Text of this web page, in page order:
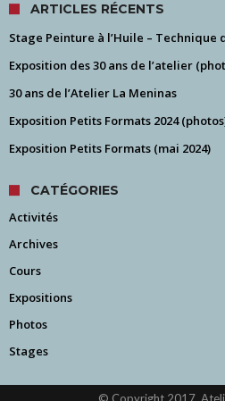
ARTICLES RÉCENTS
Stage Peinture à l’Huile – Technique
Exposition des 30 ans de l’atelier
30 ans de l’Atelier La Meninas
Exposition Petits Formats 2024
Exposition Petits Formats (mai 2024)
CATÉGORIES
Activités
Archives
Cours
Expositions
Photos
Stages